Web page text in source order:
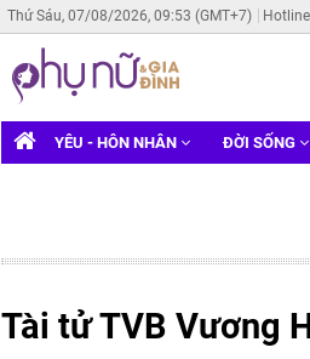
Thứ Sáu, 07/08/2026, 09:53 (GMT+7)
YÊU - HÔN NHÂN ĐỜI SỐNG
Tài tử TVB Vương